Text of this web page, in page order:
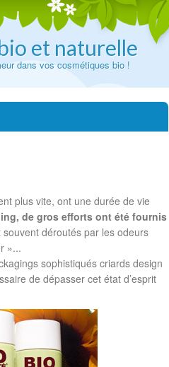
et naturelle
dans vos cosmétiques bio !
plus vite, ont une durée de vie
de gros efforts ont été fournis
déroutés par les odeurs
»...
sophistiqués criards design
de dépasser cet état d’esprit